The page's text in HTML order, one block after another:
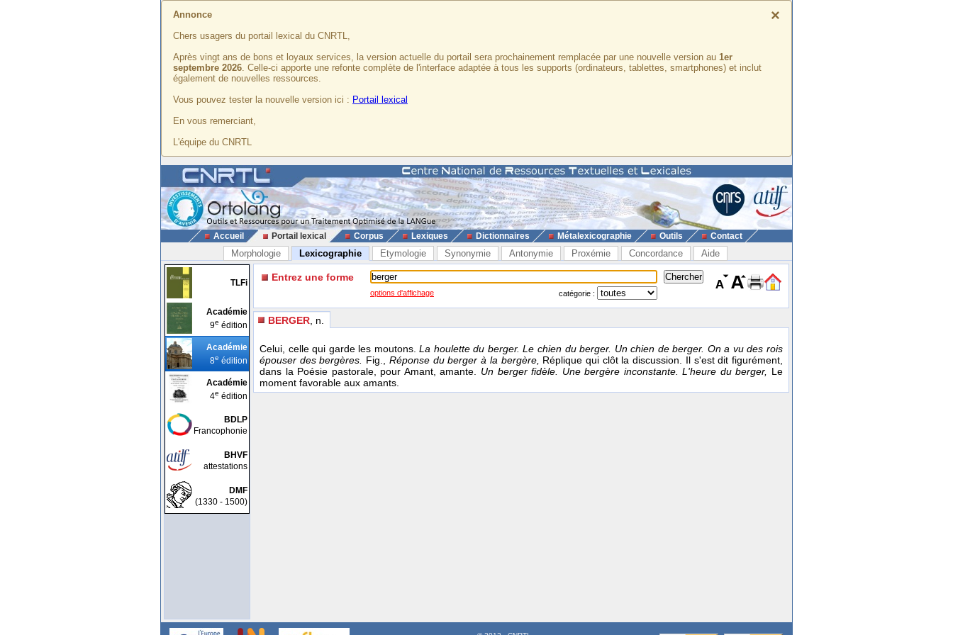
×
Annonce
Chers usagers du portail lexical du CNRTL,
Après vingt ans de bons et loyaux services, la version actuelle du portail sera prochainement remplacée par une nouvelle version au 1er
septembre 2026. Celle-ci apporte une refonte complète de l'interface adaptée à tous les supports (ordinateurs, tablettes, smartphones) et inclut
également de nouvelles ressources.
Vous pouvez tester la nouvelle version ici : Portail lexical
En vous remerciant,
L'équipe du CNRTL
Accueil Portail lexical Corpus Lexiques Dictionnaires Métalexicographie Outils Contact
Morphologie Lexicographie Etymologie Synonymie Antonymie Proxémie Concordance Aide
TLFi
Académie
9e édition
Académie
8e édition
Académie
4e édition
BDLP
Francophonie
BHVF
attestations
DMF
(1330 - 1500)
Entrez une forme
options d'affichage catégorie :
BERGER , n.
Celui, celle qui garde les moutons.La houlette du berger. Le chien du berger. Un chien de berger. On a vu des rois
épouser des bergères. Fig., Réponse du berger à la bergère, Réplique qui clôt la discussion. Il s'est dit figurément,
dans la Poésie pastorale, pour Amant, amante. Un berger fidèle. Une bergère inconstante. L'heure du berger, Le
moment favorable aux amants.